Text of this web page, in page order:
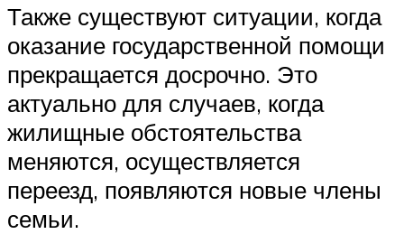
Также существуют ситуации, когда
оказание государственной помощи
прекращается досрочно. Это
актуально для случаев, когда
жилищные обстоятельства
меняются, осуществляется
переезд, появляются новые члены
семьи.